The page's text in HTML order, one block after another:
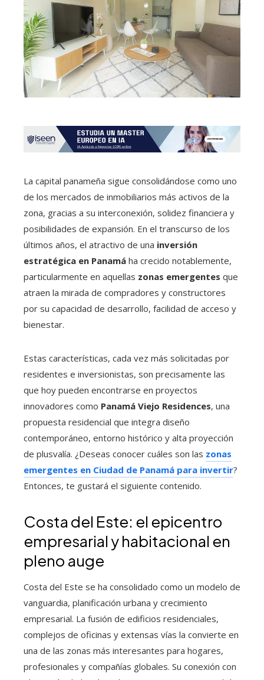
La capital panameña sigue consolidándose como uno
de los mercados de inmobiliarios más activos de la
zona, gracias a su interconexión, solidez financiera y
posibilidades de expansión. En el transcurso de los
últimos años, el atractivo de una inversión
estratégica en Panamá ha crecido notablemente,
particularmente en aquellas zonas emergentes que
atraen la mirada de compradores y constructores
por su capacidad de desarrollo, facilidad de acceso y
bienestar.
Estas características, cada vez más solicitadas por
residentes e inversionistas, son precisamente las
que hoy pueden encontrarse en proyectos
innovadores como Panamá Viejo Residences, una
propuesta residencial que integra diseño
contemporáneo, entorno histórico y alta proyección
de plusvalía. ¿Deseas conocer cuáles son las zonas
emergentes en Ciudad de Panamá para invertir?
Entonces, te gustará el siguiente contenido.
Costa del Este: el epicentro
empresarial y habitacional en
pleno auge
Costa del Este se ha consolidado como un modelo de
vanguardia, planificación urbana y crecimiento
empresarial. La fusión de edificios residenciales,
complejos de oficinas y extensas vías la convierte en
una de las zonas más interesantes para hogares,
profesionales y compañías globales. Su conexión con